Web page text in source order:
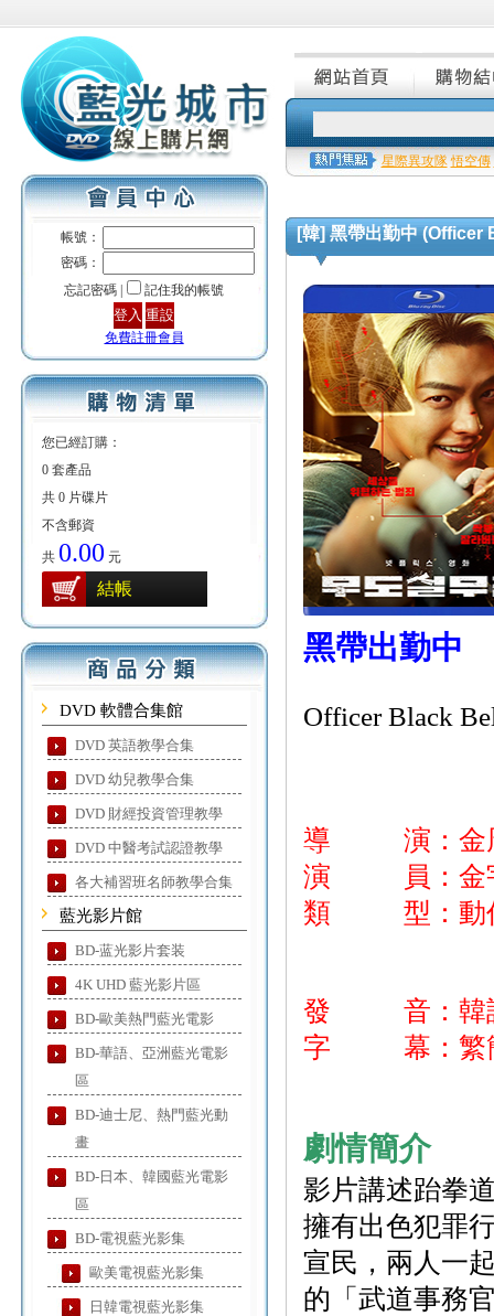
帳號：
密碼：
忘記密碼 |
記住我的帳號
免費註冊會員
您已經訂購：
0 套產品
共 0 片碟片
不含郵資
共 0.00 元
結帳
DVD 軟體合集館
DVD 英語教學合集
DVD 幼兒教學合集
DVD 財經投資管理教學
DVD 中醫考試認證教學
各大補習班名師教學合集
藍光影片館
BD-蓝光影片套装
4K UHD 藍光影片區
BD-歐美熱門藍光電影
BD-華語、亞洲藍光電影
區
BD-迪士尼、熱門藍光動
畫
BD-日本、韓國藍光電影
區
BD-電視藍光影集
歐美電視藍光影集
日韓電視藍光影集
星際異攻隊 悟空傳
[韓] 黑帶出勤中 (Officer
黑帶出勤中
Officer Black
導 演：金
演 員：金宇
類 型：動
發 音：韓
字 幕：繁簡
劇情簡介
影片講述跆拳
擁有出色犯罪
宣民，兩人一
的「武道事務